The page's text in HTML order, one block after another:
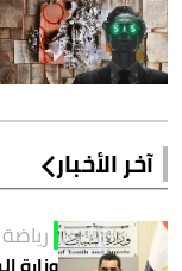
آخر الأخبار
رياضة